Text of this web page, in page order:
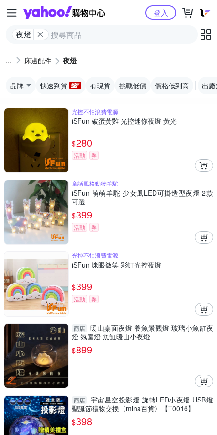
Yahoo購物中心
夜燈
登入
床邊配件 夜燈
品牌 快速到貨 有現貨 挑戰低價 價格低到高 出
光控不怕浪費電源
iSFun 破蛋黃雞 光控迷你夜燈 黃光
$280
活動 券
童話風格動物羊駝
iSFun 萌萌羊駝 少女風LED可掛造型夜燈 2款
可選
$399
活動 券
光控不怕浪費電源
iSFun 咪眼微笑 彩虹光控夜燈
$399
活動 券
商店 暖山桌面夜燈 養魚景觀燈 玻璃小魚缸夜
燈 氛圍燈 魚缸暖山小夜燈
$899
商店
宇宙星空投影燈 旋轉LED小夜燈 USB燈
聖誕節禮物交換〈mina百貨〉【T0016】
$398